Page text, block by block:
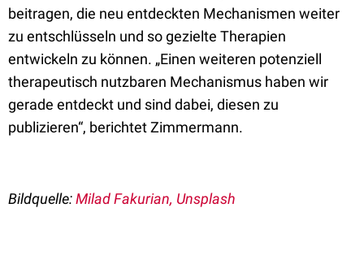
beitragen, die neu entdeckten Mechanismen weiter
zu entschlüsseln und so gezielte Therapien
entwickeln zu können. „Einen weiteren potenziell
therapeutisch nutzbaren Mechanismus haben wir
gerade entdeckt und sind dabei, diesen zu
publizieren“, berichtet Zimmermann.
Bildquelle:Milad Fakurian, Unsplash